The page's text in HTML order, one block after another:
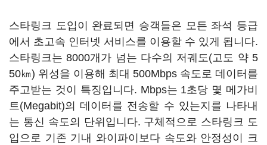
스타링크 도입이 완료되면 승객들은 모든 좌석 등급
에서 초고속 인터넷 서비스를 이용할 수 있게 됩니다.
스타링크는 8000개가 넘는 다수의 저궤도(고도 약 5
50㎞) 위성을 이용해 최대 500Mbps 속도로 데이터를
주고받는 것이 특징입니다. Mbps는 1초당 몇 메가비
트(Megabit)의 데이터를 전송할 수 있는지를 나타내
는 통신 속도의 단위입니다. 구체적으로 스타링크 도
입으로 기존 기내 와이파이보다 속도와 안정성이 크